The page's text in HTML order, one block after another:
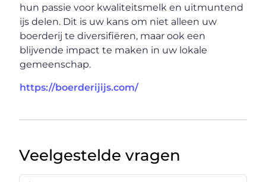
hun passie voor kwaliteitsmelk en uitmuntend
ijs delen. Dit is uw kans om niet alleen uw
boerderij te diversifiëren, maar ook een
blijvende impact te maken in uw lokale
gemeenschap.
https://boerderijijs.com/
Veelgestelde vragen